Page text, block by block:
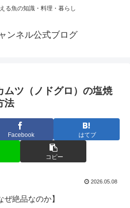
る魚の知識・料理・暮らし
ンネル公式ブログ
ムツ（ノドグロ）の塩焼
法
Facebook はてブ
コピー
2026.05.08
ぜ絶品なのか】